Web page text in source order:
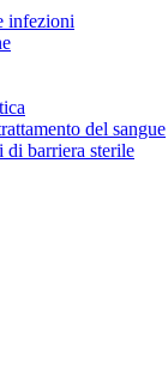
Customer Care,
B. Braun. Visita
infezioni
del sangue
di barriera sterile